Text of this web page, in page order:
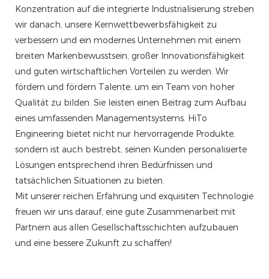
Konzentration auf die integrierte Industrialisierung streben
wir danach, unsere Kernwettbewerbsfähigkeit zu
verbessern und ein modernes Unternehmen mit einem
breiten Markenbewusstsein, großer Innovationsfähigkeit
und guten wirtschaftlichen Vorteilen zu werden. Wir
fördern und fördern Talente, um ein Team von hoher
Qualität zu bilden. Sie leisten einen Beitrag zum Aufbau
eines umfassenden Managementsystems. HiTo
Engineering bietet nicht nur hervorragende Produkte,
sondern ist auch bestrebt, seinen Kunden personalisierte
Lösungen entsprechend ihren Bedürfnissen und
tatsächlichen Situationen zu bieten.
Mit unserer reichen Erfahrung und exquisiten Technologie
freuen wir uns darauf, eine gute Zusammenarbeit mit
Partnern aus allen Gesellschaftsschichten aufzubauen
und eine bessere Zukunft zu schaffen!